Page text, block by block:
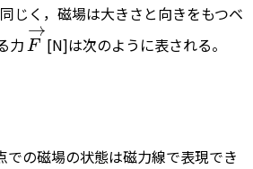
じく，磁場は大きさと向きをもつベ
力 F
→
[N]は次のように表される。
の磁場の状態は磁力線で表現でき